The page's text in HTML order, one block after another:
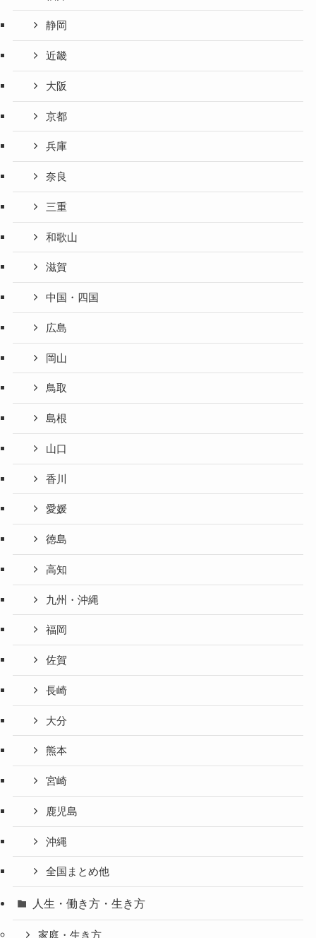
静岡
近畿
大阪
京都
兵庫
奈良
三重
和歌山
滋賀
中国・四国
広島
岡山
鳥取
島根
山口
香川
愛媛
徳島
高知
九州・沖縄
福岡
佐賀
長崎
大分
熊本
宮崎
鹿児島
沖縄
全国まとめ他
人生・働き方・生き方
家庭・生き方